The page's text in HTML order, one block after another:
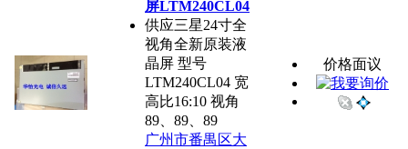
屏LTM240CL04
供应三星24寸全
视角全新原装液
晶屏 型号
LTM240CL04 宽
高比16:10 视角
89、89、89
广州市番禺区大
价格面议